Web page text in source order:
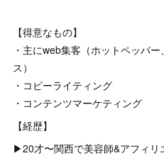
【得意なもの】
・主にweb集客（ホットペッパ
ス）
・コピーライティング
・コンテンツマーケティング
【経歴】
▶︎20才〜関西で美容師&アフィリ